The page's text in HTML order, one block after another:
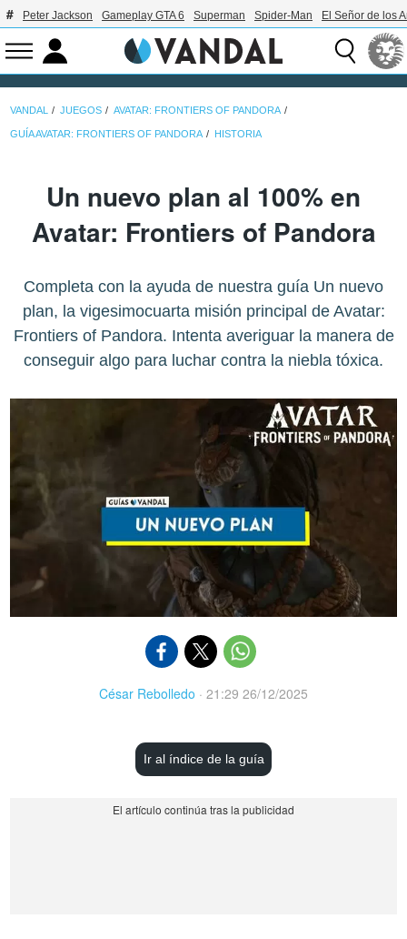
Peter Jackson Gameplay GTA 6 Superman Spider-Man El Señor de los
VANDAL JUEGOS AVATAR: FRONTIERS OF PANDORA
GUÍA AVATAR: FRONTIERS OF PANDORA HISTORIA
Un nuevo plan al 100% en
Avatar: Frontiers of Pandora
Completa con la ayuda de nuestra guía Un nuevo
plan, la vigesimocuarta misión principal de Avatar:
Frontiers of Pandora. Intenta averiguar la manera de
conseguir algo para luchar contra la niebla tóxica.
César Rebolledo · 21:29 26/12/2025
Ir al índice de la guía